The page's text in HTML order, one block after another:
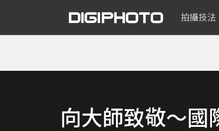
拍攝技法
向大師致敬～國